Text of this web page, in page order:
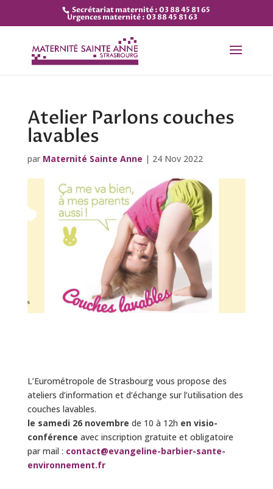
Secrétariat maternité : 03 88 45 81 65
Urgences maternité : 03 88 45 81 63
Atelier Parlons couches
lavables
par Maternité Sainte Anne | 24 Nov 2022
L’Eurométropole de Strasbourg vous propose des
ateliers d’information et d’échange sur l’utilisation des
couches lavables.
le samedi 26 novembre de 10 à 12h en visio-
conférence avec inscription gratuite et obligatoire
par mail : contact@evangeline-barbier-sante-
environnement.fr